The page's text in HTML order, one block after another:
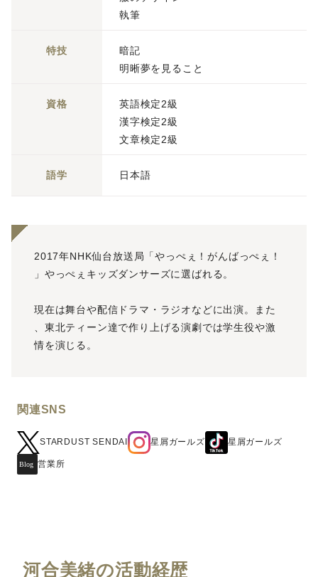
執筆
特技
暗記
明晰夢を見ること
資格
英語検定2級
漢字検定2級
文章検定2級
語学 日本語
2017年NHK仙台放送局「やっぺぇ！がんばっぺぇ！
」やっぺぇキッズダンサーズに選ばれる。
現在は舞台や配信ドラマ・ラジオなどに出演。また
、東北ティーン達で作り上げる演劇では学生役や激
情を演じる。
関連SNS
STARDUST SENDAI 星屑ガールズ 星屑ガールズ
営業所
河合美緒の活動経歴